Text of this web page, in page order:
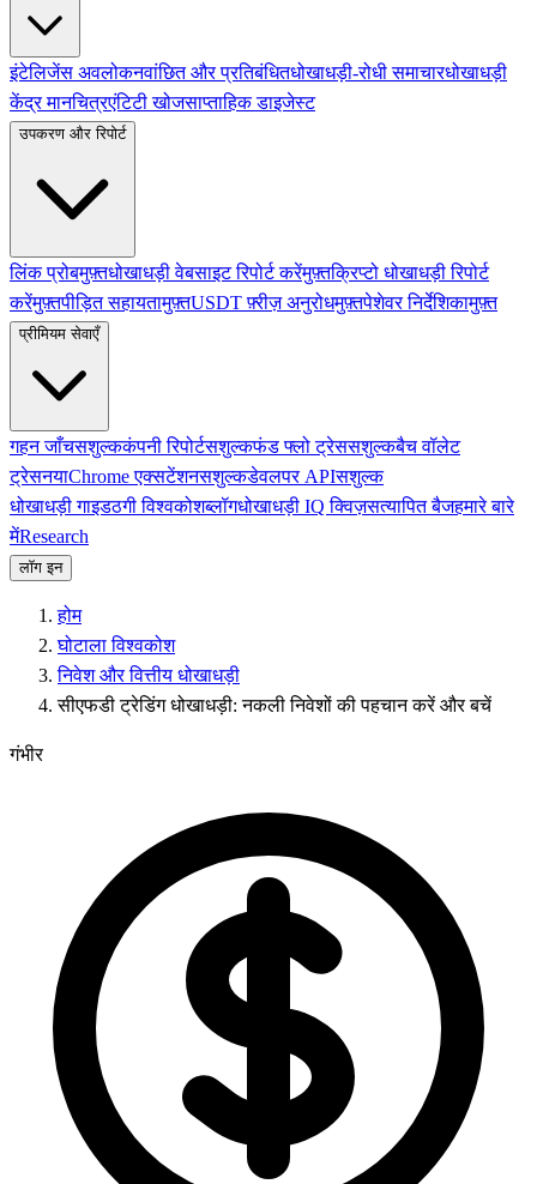
इंटेलिजेंस अवलोकनवांछित और प्रतिबंधितधोखाधड़ी-रोधी समाचारधोखाधड़ी
केंद्र मानचित्रएंटिटी खोजसाप्ताहिक डाइजेस्ट
उपकरण और रिपोर्ट
लिंक प्रोबमुफ़्तधोखाधड़ी वेबसाइट रिपोर्ट करेंमुफ़्तक्रिप्टो धोखाधड़ी रिपोर्ट
करेंमुफ़्तपीड़ित सहायतामुफ़्तUSDT फ़्रीज़ अनुरोधमुफ़्तपेशेवर निर्देशिकामुफ़्त
प्रीमियम सेवाएँ
गहन जाँचसशुल्ककंपनी रिपोर्टसशुल्कफंड फ्लो ट्रेससशुल्कबैच वॉलेट
ट्रेसनयाChrome एक्सटेंशनसशुल्कडेवलपर APIसशुल्क
धोखाधड़ी गाइडठगी विश्वकोशब्लॉगधोखाधड़ी IQ क्विज़सत्यापित बैजहमारे बारे
मेंResearch
लॉग इन
होम
घोटाला विश्वकोश
निवेश और वित्तीय धोखाधड़ी
सीएफडी ट्रेडिंग धोखाधड़ी: नकली निवेशों की पहचान करें और बचें
गंभीर